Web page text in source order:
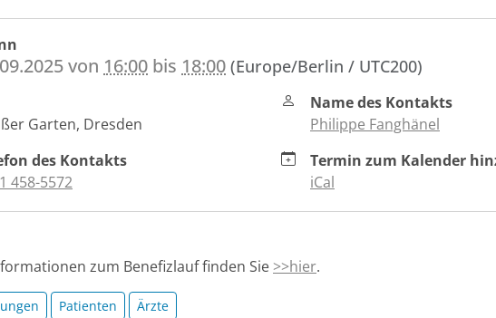
de/das-
nct-
von 16:00 bis 18:00 (Europe/Berlin / UTC200)
Garten, Dresden
Name des Kontakts
Philippe Fanghänel
des Kontakts
458-5572
Termin zum Kalender
iCal
zum Benefizlauf finden Sie >>hier.
Patienten Ärzte